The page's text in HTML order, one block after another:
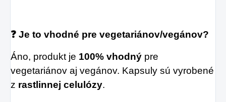
❓ Je to vhodné pre vegetariánov/vegánov?
Áno, produkt je 100% vhodný pre
vegetariánov aj vegánov. Kapsuly sú vyrobené
z rastlinnej celulózy.